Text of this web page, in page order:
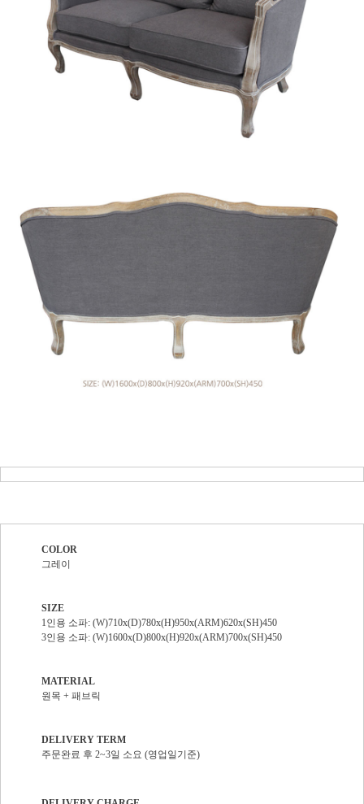
COLOR
그레이
SIZE
1인용 소파: (W)710x(D)780x(H)950x(ARM)620x(SH)450
3인용 소파: (W)1600x(D)800x(H)920x(ARM)700x(SH)450
MATERIAL
원목 + 패브릭
DELIVERY TERM
주문완료 후 2~3일 소요 (영업일기준)